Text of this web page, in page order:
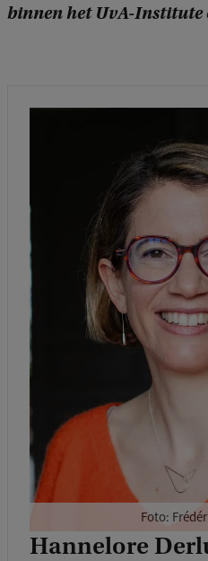
binnen het UvA-Institute
Foto:
Hannelore